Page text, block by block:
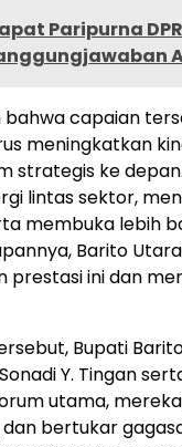
Paripurna
capaian
meningkatkan
ke
lintas sektor,
membuka lebih
Barito
ini dan
Bupati
Y. Tingan
utama,
bertukar